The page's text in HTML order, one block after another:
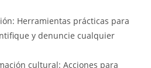
Herramientas prácticas para
y denuncie cualquier
cultural: Acciones para